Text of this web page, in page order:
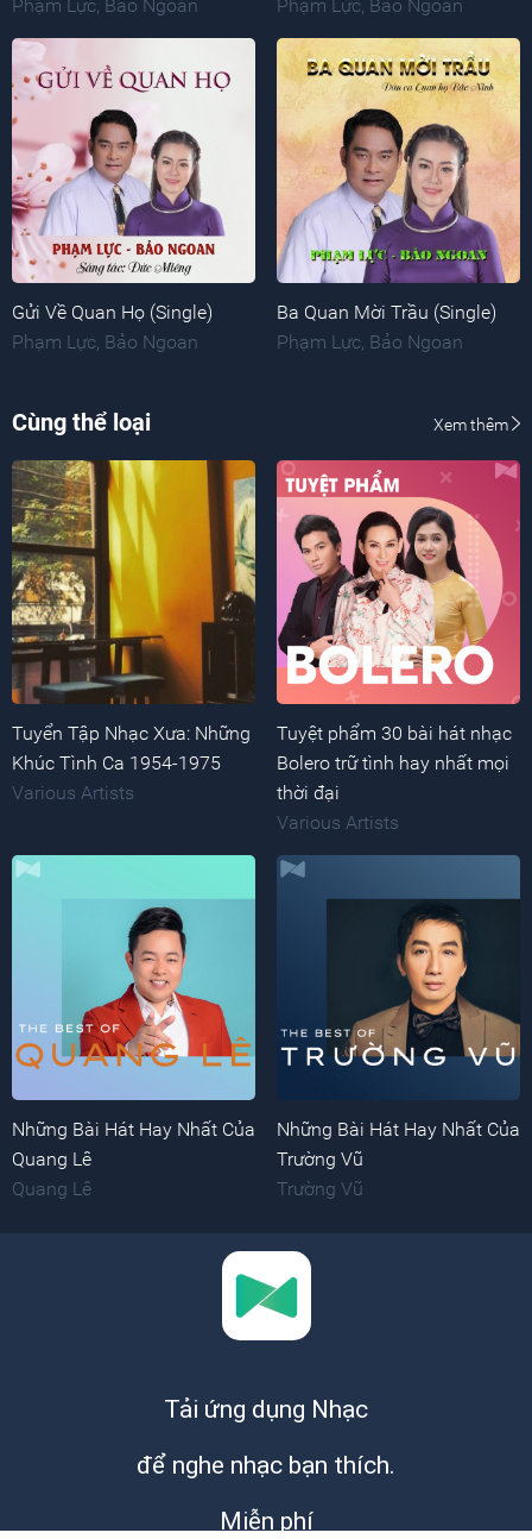
Phạm Lực, Bảo Ngoan
Phạm Lực, Bảo Ngoan
Gửi Về Quan Họ (Single)
Phạm Lực, Bảo Ngoan
Ba Quan Mời Trầu (Single)
Phạm Lực, Bảo Ngoan
Cùng thể loại Xem thêm
Tuyển Tập Nhạc Xưa: Những
Khúc Tình Ca 1954-1975
Various Artists
Tuyệt phẩm 30 bài hát nhạc
Bolero trữ tình hay nhất mọi
thời đại
Various Artists
Những Bài Hát Hay Nhất Của
Quang Lê
Quang Lê
Những Bài Hát Hay Nhất Của
Trường Vũ
Trường Vũ
Tải ứng dụng Nhạc
để nghe nhạc bạn thích.
Miễn phí